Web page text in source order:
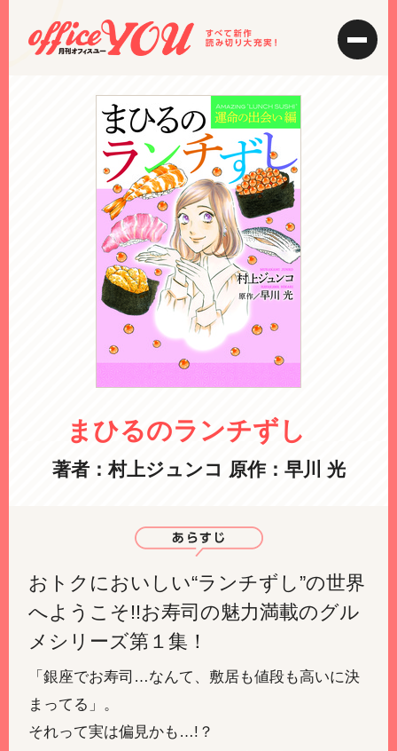
まひるのランチずし
著者：村上ジュンコ 原作：早川 光
おトクにおいしい“ランチずし”の世界
へようこそ!!お寿司の魅力満載のグル
メシリーズ第１集！
「銀座でお寿司…なんて、敷居も値段も高いに決
まってる」。
それって実は偏見かも…!？